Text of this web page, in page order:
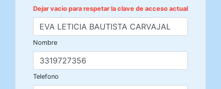
Dejar vacio para respetar la clave de acceso actual
Nombre
Telefono